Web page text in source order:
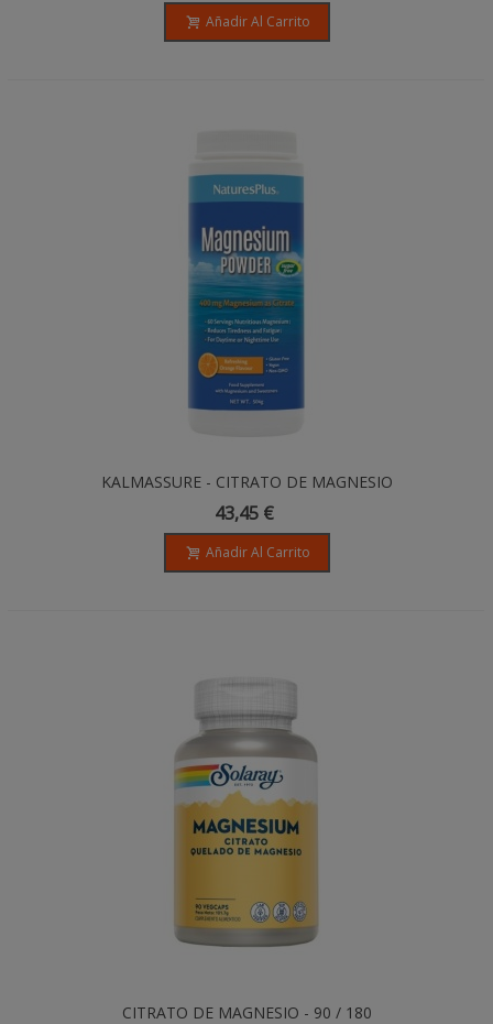
Añadir Al Carrito
KALMASSURE - CITRATO DE MAGNESIO
EN POLVO - 504gr
43,45 €
Añadir Al Carrito
CITRATO DE MAGNESIO - 90 / 180